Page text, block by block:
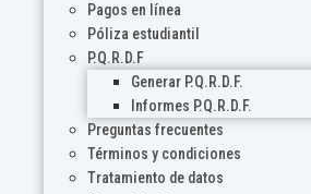
Pagos en línea
Póliza estudiantil
P.Q.R.D.F
Generar P.Q.R.D.F.
Informes P.Q.R.D.F.
Preguntas frecuentes
Términos y condiciones
Tratamiento de datos